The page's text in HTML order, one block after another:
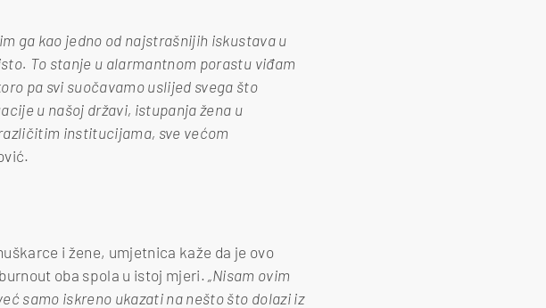
ga kao jedno od najstrašnijih iskustava u
To stanje u alarmantnom porastu viđam
pa svi suočavamo uslijed svega što
u našoj državi, istupanja žena u
institucijama, sve većom
i žene, umjetnica kaže da je ovo
oba spola u istoj mjeri. „Nisam ovim
samo iskreno ukazati na nešto što dolazi iz